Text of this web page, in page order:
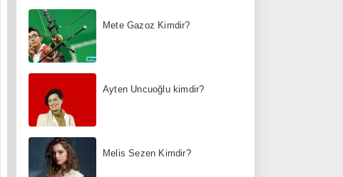
Mete Gazoz Kimdir?
Ayten Uncuoğlu kimdir?
Melis Sezen Kimdir?